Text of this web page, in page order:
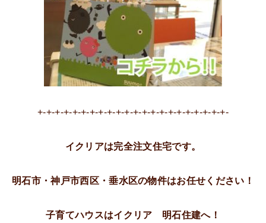
+-+-+-+-+-+-+-+-+-+-+-+-+-+-+-+-+-+-+-+-+-+-
イクリアは完全注文住宅です。
明石市・神戸市西区・垂水区の物件はお任せください！
子育てハウスはイクリア 明石住建へ！